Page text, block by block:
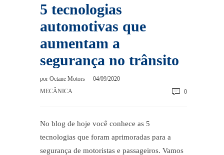
5 tecnologias
automotivas que
aumentam a
segurança no trânsito
por Octane Motors
04/09/2020
MECÂNICA
0
No blog de hoje você conhece as 5
tecnologias que foram aprimoradas para a
segurança de motoristas e passageiros. Vamos